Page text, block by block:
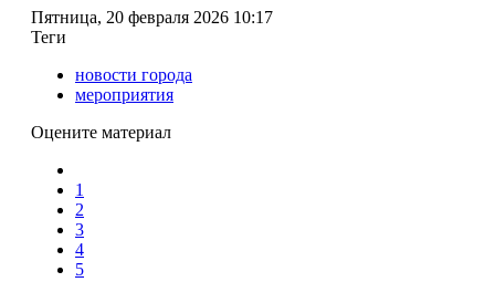
Пятница, 20 февраля 2026 10:17
Теги
новости города
мероприятия
Оцените материал
1
2
3
4
5